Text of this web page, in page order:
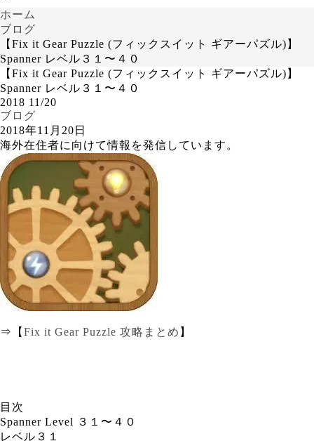
ホーム
ブログ
【Fix it Gear Puzzle (フィックスイット ギアーパズル)】
Spanner レベル３１〜４０
【Fix it Gear Puzzle (フィックスイット ギアーパズル)】
Spanner レベル３１〜４０
2018 11/20
ブログ
2018年11月20日
海外在住者に向けて情報を発信しています。
⇒【 Fix it Gear Puzzle 攻略まとめ 】
目次
Spanner Level ３１〜４０
レベル３１